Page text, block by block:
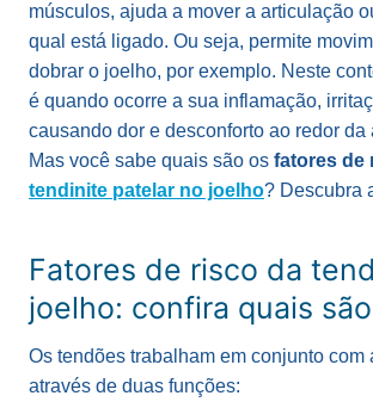
músculos, ajuda a mover a articulação
qual está ligado. Ou seja, permite
dobrar o joelho, por exemplo. Neste
é quando ocorre a sua inflamação,
causando dor e desconforto ao redor da
Mas você sabe quais são os fatores de
tendinite patelar no joelho? Descubra
Fatores de risco da
joelho: confira quais
Os tendões trabalham em conjunto com
através de duas funções: